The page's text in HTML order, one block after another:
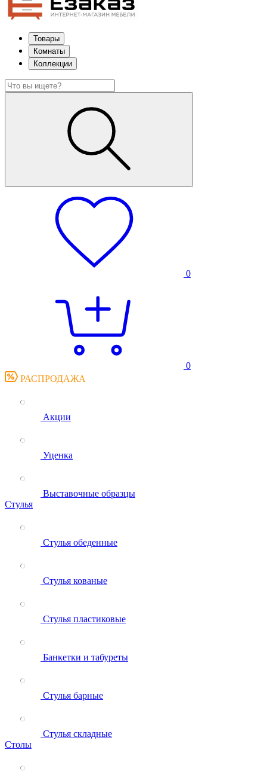
Товары
Комнаты
Коллекции
0
0
РАСПРОДАЖА
Акции
Уценка
Выставочные образцы
Стулья
Стулья обеденные
Стулья кованые
Стулья пластиковые
Банкетки и табуреты
Стулья барные
Стулья складные
Столы